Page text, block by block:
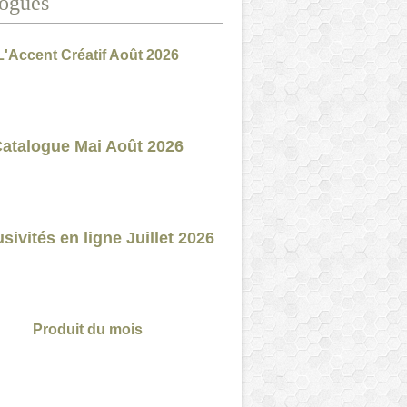
Créatif Août 2026
Mai Août 2026
en ligne Juillet 2026
Produit du mois